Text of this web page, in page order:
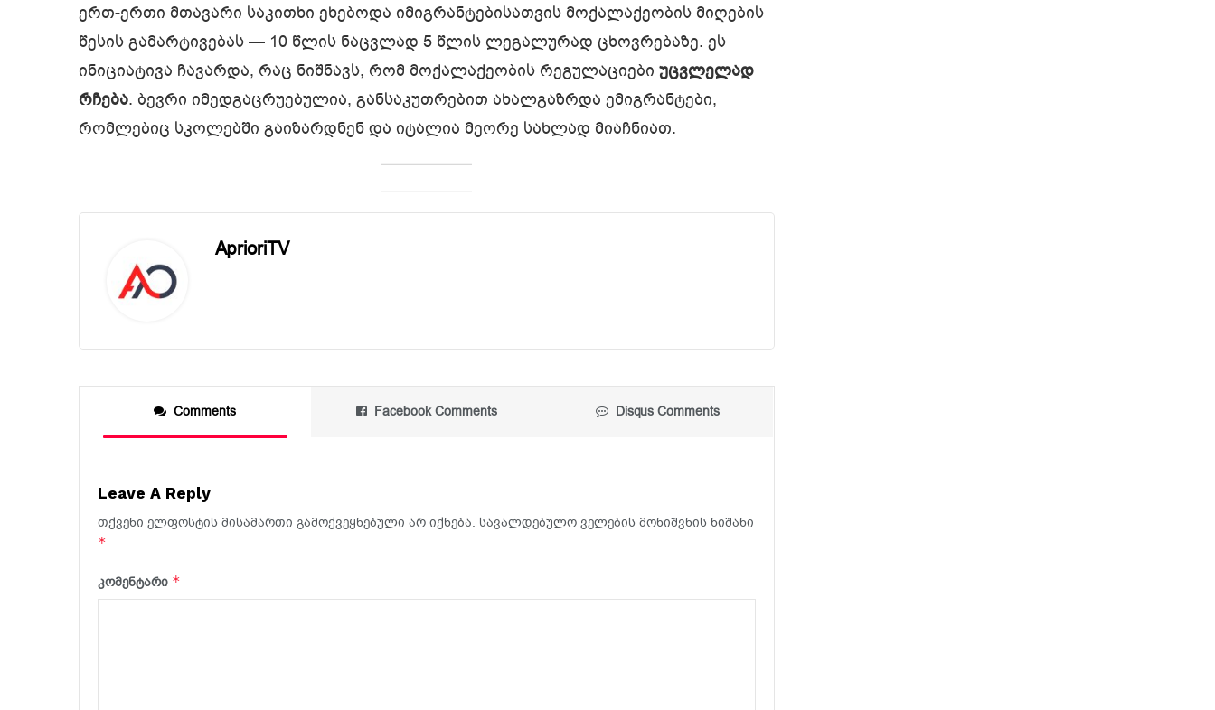
ერთ-ერთი მთავარი საკითხი ეხებოდა იმიგრანტებისათვის მოქალაქეობის მიღების
წესის გამარტივებას — 10 წლის ნაცვლად 5 წლის ლეგალურად ცხოვრებაზე. ეს
ინიციატივა ჩავარდა, რაც ნიშნავს, რომ მოქალაქეობის რეგულაციები უცვლელად
რჩება. ბევრი იმედგაცრუებულია, განსაკუთრებით ახალგაზრდა ემიგრანტები,
რომლებიც სკოლებში გაიზარდნენ და იტალია მეორე სახლად მიაჩნიათ.
AprioriTV
Comments Facebook Comments Disqus Comments
Leave A Reply
თქვენი ელფოსტის მისამართი გამოქვეყნებული არ იქნება. სავალდებულო ველების მონიშვნის ნიშანი
*
კომენტარი *